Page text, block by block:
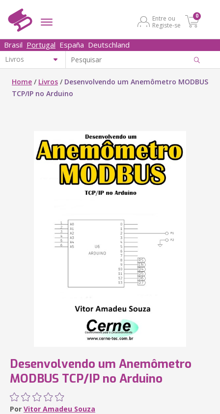
Entre ou
Registe-se
0
Brasil Portugal España Deutschland
Home / Livros / Desenvolvendo um Anemômetro MODBUS
TCP/IP no Arduino
Desenvolvendo um Anemômetro
MODBUS TCP/IP no Arduino
Por Vitor Amadeu Souza